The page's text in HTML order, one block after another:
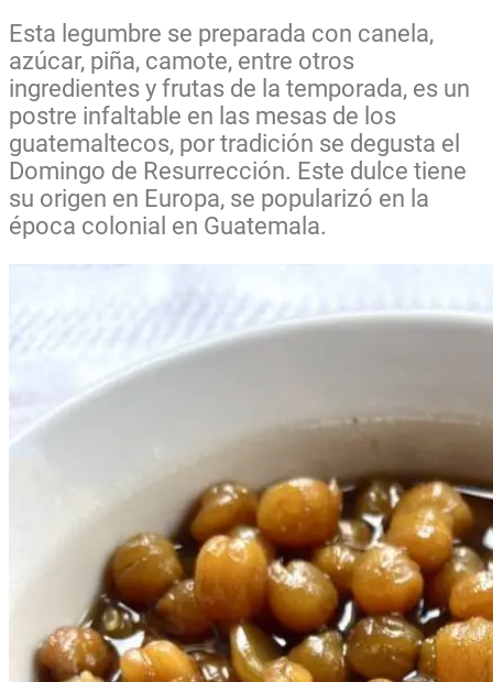
Esta legumbre se preparada con canela,
azúcar, piña, camote, entre otros
ingredientes y frutas de la temporada, es un
postre infaltable en las mesas de los
guatemaltecos, por tradición se degusta el
Domingo de Resurrección. Este dulce tiene
su origen en Europa, se popularizó en la
época colonial en Guatemala.